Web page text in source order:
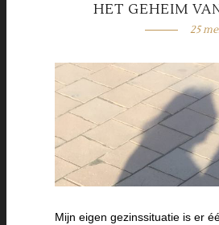
HET GEHEIM
25
Mijn eigen gezinssituatie is er